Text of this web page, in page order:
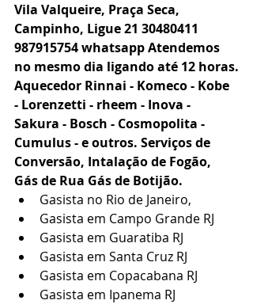
Vila Valqueire, Praça Seca,
Campinho, Ligue 21 30480411
987915754 whatsapp Atendemos
no mesmo dia ligando até 12 horas.
Aquecedor Rinnai - Komeco - Kobe
- Lorenzetti - rheem - Inova -
Sakura - Bosch - Cosmopolita -
Cumulus - e outros. Serviços de
Conversão, Intalação de Fogão,
Gás de Rua Gás de Botijão.
Gasista no Rio de Janeiro,
Gasista em Campo Grande RJ
Gasista em Guaratiba RJ
Gasista em Santa Cruz RJ
Gasista em Copacabana RJ
Gasista em Ipanema RJ